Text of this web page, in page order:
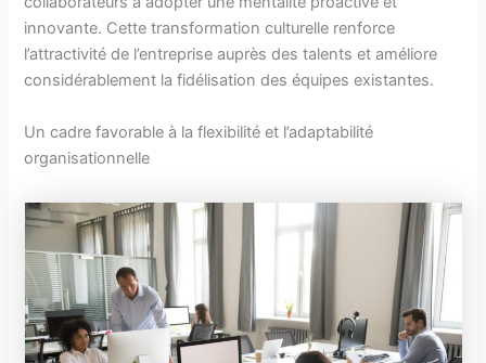
innovante. Cette transformation culturelle renforce
l’attractivité de l’entreprise auprès des talents et améliore
considérablement la fidélisation des équipes existantes.
Un cadre favorable à la flexibilité et l’adaptabilité
organisationnelle